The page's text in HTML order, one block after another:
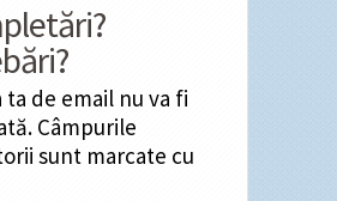
ta de email nu va fi
Câmpurile
sunt marcate cu